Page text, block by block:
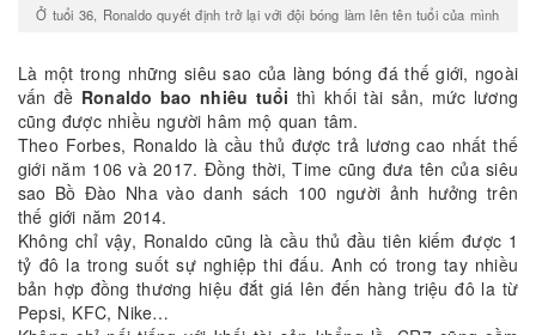
Ở tuổi 36, Ronaldo quyết định trở lại với đội bóng làm lên tên tuổi của mình
Là một trong những siêu sao của làng bóng đá thế giới, ngoài
vấn đề Ronaldo bao nhiêu tuổi thì khối tài sản, mức lương
cũng được nhiều người hâm mộ quan tâm.
Theo Forbes, Ronaldo là cầu thủ được trả lương cao nhất thế
giới năm 106 và 2017. Đồng thời, Time cũng đưa tên của siêu
sao Bồ Đào Nha vào danh sách 100 người ảnh hưởng trên
thế giới năm 2014.
Không chỉ vậy, Ronaldo cũng là cầu thủ đầu tiên kiếm được 1
tỷ đô la trong suốt sự nghiệp thi đấu. Anh có trong tay nhiều
bản hợp đồng thương hiệu đắt giá lên đến hàng triệu đô la từ
Pepsi, KFC, Nike…